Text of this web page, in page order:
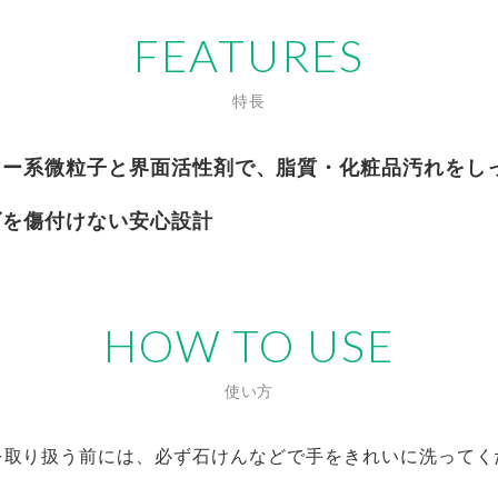
FEATURES
特長
系微粒子と界面活性剤で、脂質・化粧品汚れをし
傷付けない安心設計
HOW TO USE
使い方
取り扱う前には、必ず石けんなどで手をきれいに洗ってく